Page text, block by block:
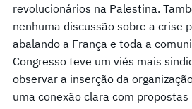
revolucionários na Palestina.
nenhuma discussão sobre a crise
abalando a França e toda a
Congresso teve um viés mais
observar a inserção da
uma conexão clara com propostas